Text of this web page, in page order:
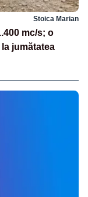
Stoica Marian
mc/s; o
jumătatea